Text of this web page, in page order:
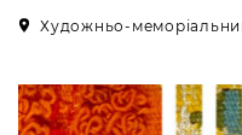
Художньо-